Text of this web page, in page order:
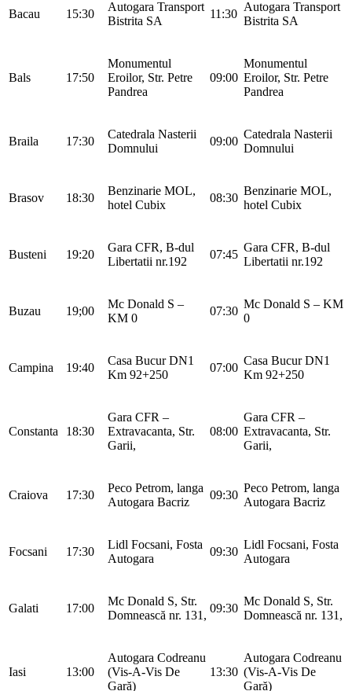
Bacau 15:30
Autogara Transport
Bistrita SA
11:30
Autogara Transport
Bistrita SA
Bals 17:50
Monumentul
Eroilor, Str. Petre
Pandrea
09:00
Monumentul
Eroilor, Str. Petre
Pandrea
Braila 17:30
Catedrala Nasterii
Domnului
09:00
Catedrala Nasterii
Domnului
Brasov 18:30
Benzinarie MOL,
hotel Cubix
08:30
Benzinarie MOL,
hotel Cubix
Busteni 19:20
Gara CFR, B-dul
Libertatii nr.192
07:45
Gara CFR, B-dul
Libertatii nr.192
Buzau 19;00
Mc Donald S –
KM 0
07:30
Mc Donald S – KM
0
Campina 19:40
Casa Bucur DN1
Km 92+250
07:00
Casa Bucur DN1
Km 92+250
Constanta 18:30
Gara CFR –
Extravacanta, Str.
Garii,
08:00
Gara CFR –
Extravacanta, Str.
Garii,
Craiova 17:30
Peco Petrom, langa
Autogara Bacriz
09:30
Peco Petrom, langa
Autogara Bacriz
Focsani 17:30
Lidl Focsani, Fosta
Autogara
09:30
Lidl Focsani, Fosta
Autogara
Galati 17:00
Mc Donald S, Str.
Domnească nr. 131,
09:30
Mc Donald S, Str.
Domnească nr. 131,
Iasi 13:00
Autogara Codreanu
(Vis-A-Vis De
Gară)
13:30
Autogara Codreanu
(Vis-A-Vis De
Gară)